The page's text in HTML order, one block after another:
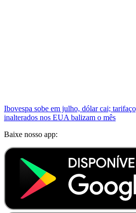
Ibovespa sobe em julho, dólar cai;
inalterados nos EUA balizam o mês
Baixe nosso app: